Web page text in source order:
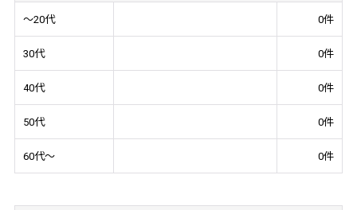
～20代 0件
30代 0件
40代 0件
50代 0件
60代～ 0件